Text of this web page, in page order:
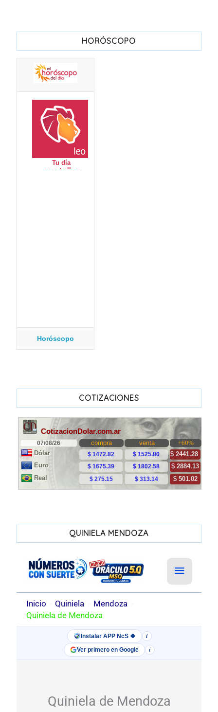
HORÓSCOPO
Horóscopo
COTIZACIONES
QUINIELA MENDOZA